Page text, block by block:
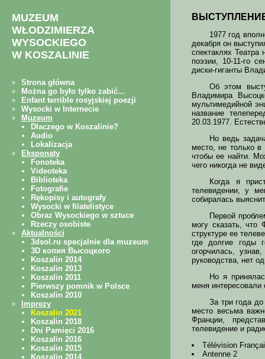
1977 год
декабря он
спектаклях
поэзии, 10-11-го
диски-гиганты
Об этом
Владимира
мультимедийной
название
20.03.1977.
Но ведь
место, не только
чтобы ее найти.
чего никогда не
Когда я
телевидении, у
собиралась
Первой
могу сказать, что
структуре ее
где долгие годы
огорчилась,
руководства, нет
Но я
меня интересовали
За три года
место весьма
Франции,
телевидение и
Télévision
Antenne 2